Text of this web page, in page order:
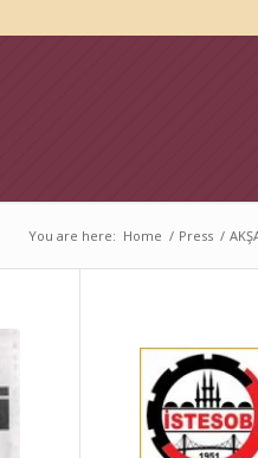
You are here: Home / Press /